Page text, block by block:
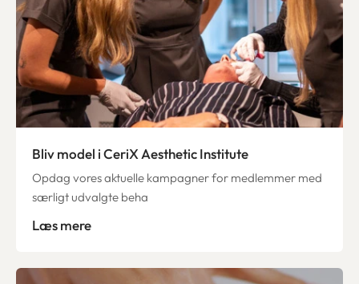
Bliv model i CeriX Aesthetic Institute
Opdag vores aktuelle kampagner for medlemmer med
særligt udvalgte beha
Læs mere